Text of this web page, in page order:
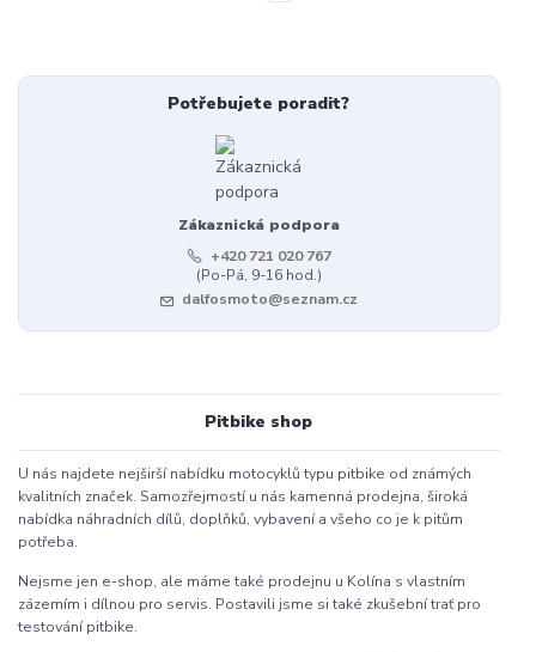
Potřebujete poradit?
Zákaznická podpora
+420 721 020 767
(Po-Pá, 9-16 hod.)
dalfosmoto@seznam.cz
Pitbike shop
U nás najdete nejširší nabídku motocyklů typu pitbike od známých
kvalitních značek. Samozřejmostí u nás kamenná prodejna, široká
nabídka náhradních dílů, doplňků, vybavení a všeho co je k pitům
potřeba.
Nejsme jen e-shop, ale máme také prodejnu u Kolína s vlastním
zázemím i dílnou pro servis. Postavili jsme si také zkušební trať pro
testování pitbike.